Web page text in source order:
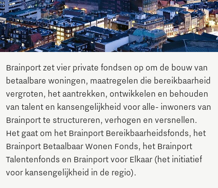
Brainport zet vier private fondsen op om de bouw van
betaalbare woningen, maatregelen die bereikbaarheid
vergroten, het aantrekken, ontwikkelen en behouden
van talent en kansengelijkheid voor alle- inwoners van
Brainport te structureren, verhogen en versnellen.
Het gaat om het Brainport Bereikbaarheidsfonds, het
Brainport Betaalbaar Wonen Fonds, het Brainport
Talentenfonds en Brainport voor Elkaar (het initiatief
voor kansengelijkheid in de regio).